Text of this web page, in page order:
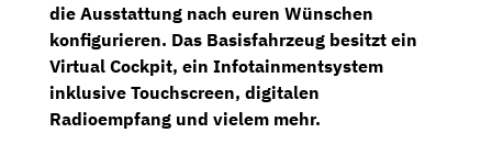
die Ausstattung nach euren Wünschen
konfigurieren. Das Basisfahrzeug besitzt ein
Virtual Cockpit, ein Infotainmentsystem
inklusive Touchscreen, digitalen
Radioempfang und vielem mehr.